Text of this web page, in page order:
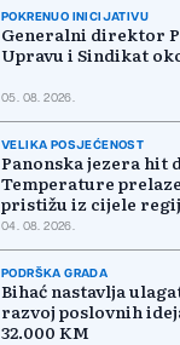
POKRENUO INICIJATIVU
Generalni direktor
Upravu i Sindikat
05. 08. 2026.
VELIKA POSJEĆENOST
Panonska jezera hit
Temperature
pristižu iz cijele
04. 08. 2026.
PODRŠKA GRADA
Bihać nastavlja
razvoj poslovnih
32.000 KM